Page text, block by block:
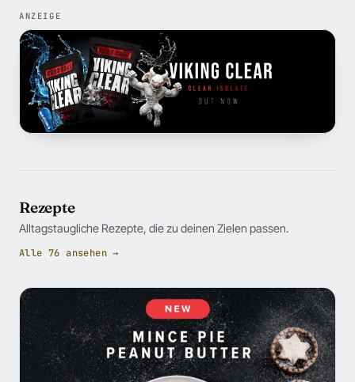
ANZEIGE
Rezepte
Alltagstaugliche Rezepte, die zu deinen Zielen passen.
Alle 76 ansehen →